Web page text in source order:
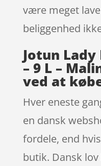
være meget
beliggenhed
Jotun Lady
– 9 L –
ved at
Hver eneste
en dansk
fordele, end
butik. Dansk